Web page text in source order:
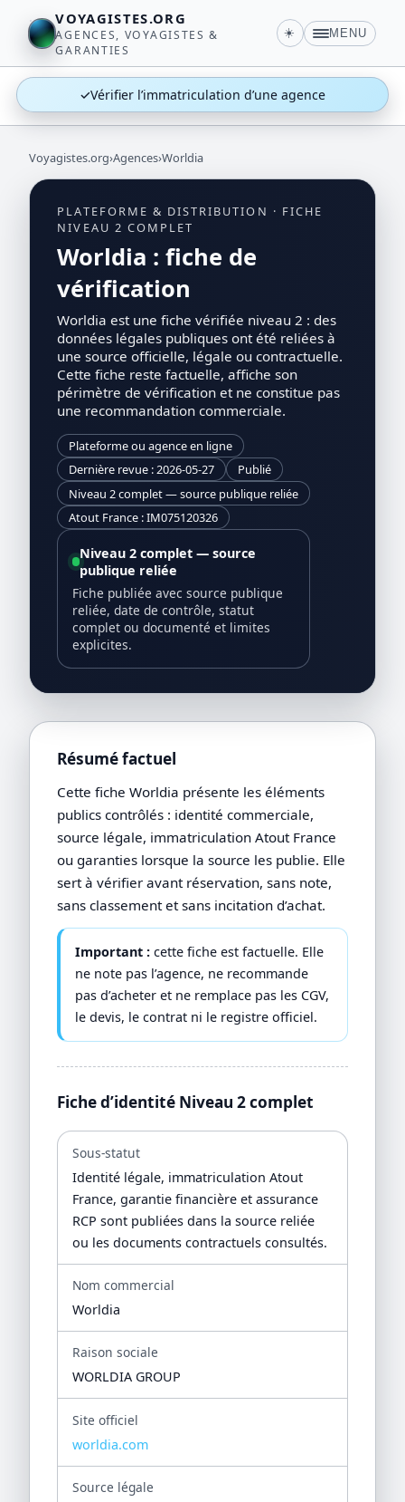
VOYAGISTES.ORG
AGENCES, VOYAGISTES &
GARANTIES
☀️ MENU
✓Vérifier l’immatriculation d’une agence
Voyagistes.org›Agences›Worldia
PLATEFORME & DISTRIBUTION · FICHE
NIVEAU 2 COMPLET
Worldia : fiche de
vérification
Worldia est une fiche vérifiée niveau 2 : des
données légales publiques ont été reliées à
une source officielle, légale ou contractuelle.
Cette fiche reste factuelle, affiche son
périmètre de vérification et ne constitue pas
une recommandation commerciale.
Plateforme ou agence en ligne
Dernière revue : 2026-05-27
Publié
Niveau 2 complet — source publique reliée
Atout France : IM075120326
Niveau 2 complet — source
publique reliée
Fiche publiée avec source publique
reliée, date de contrôle, statut
complet ou documenté et limites
explicites.
Résumé factuel
Cette fiche Worldia présente les éléments
publics contrôlés : identité commerciale,
source légale, immatriculation Atout France
ou garanties lorsque la source les publie. Elle
sert à vérifier avant réservation, sans note,
sans classement et sans incitation d’achat.
Important : cette fiche est factuelle. Elle
ne note pas l’agence, ne recommande
pas d’acheter et ne remplace pas les CGV,
le devis, le contrat ni le registre officiel.
Fiche d’identité Niveau 2 complet
Sous-statut
Identité légale, immatriculation Atout
France, garantie financière et assurance
RCP sont publiées dans la source reliée
ou les documents contractuels consultés.
Nom commercial
Worldia
Raison sociale
WORLDIA GROUP
Site officiel
worldia.com
Source légale